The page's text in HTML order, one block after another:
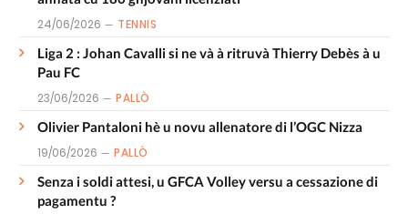
24/06/2026 TENNIS
Liga 2 : Johan Cavalli si ne và à ritruvà Thierry Debès à u
Pau FC
23/06/2026 PALLÒ
Olivier Pantaloni hè u novu allenatore di l’OGC Nizza
19/06/2026 PALLÒ
Senza i soldi attesi, u GFCA Volley versu a cessazione di
pagamentu ?